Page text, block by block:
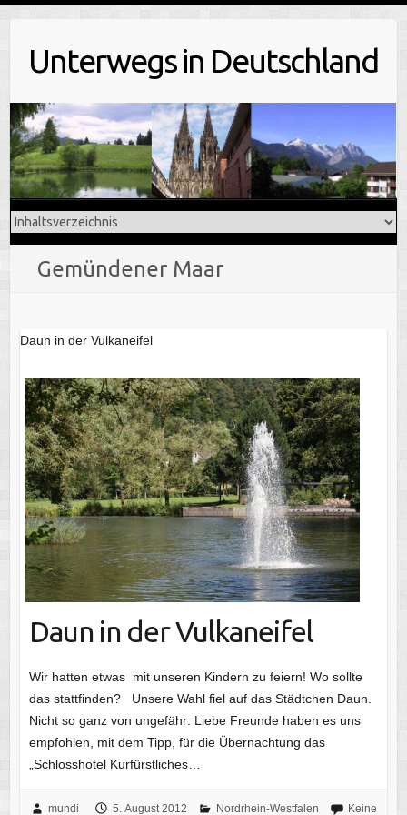
Unterwegs in Deutschland
Gemündener Maar
Daun in der Vulkaneifel
Daun in der Vulkaneifel
Wir hatten etwas mit unseren Kindern zu feiern! Wo sollte
das stattfinden? Unsere Wahl fiel auf das Städtchen Daun.
Nicht so ganz von ungefähr: Liebe Freunde haben es uns
empfohlen, mit dem Tipp, für die Übernachtung das
„Schlosshotel Kurfürstliches…
mundi 5. August 2012 Nordrhein-Westfalen Keine